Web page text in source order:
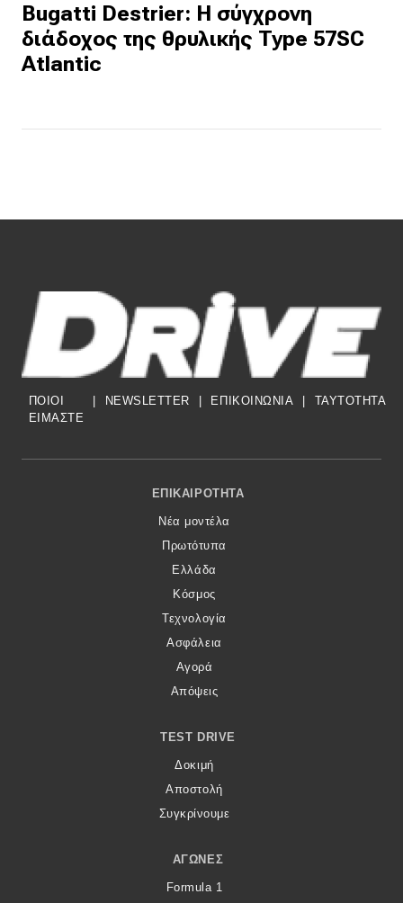
Bugatti Destrier: Η σύγχρονη
διάδοχος της θρυλικής Type 57SC
Atlantic
ΠΟΙΟΙ
ΕΙΜΑΣΤΕ
| NEWSLETTER | ΕΠΙΚΟΙΝΩΝΙΑ | TAYTOTHTA
Footer Menu
ΕΠΙΚΑΙΡΌΤΗΤΑ
Νέα μοντέλα
Πρωτότυπα
Ελλάδα
Κόσμος
Τεχνολογία
Ασφάλεια
Αγορά
Απόψεις
TEST DRIVE
Δοκιμή
Αποστολή
Συγκρίνουμε
ΑΓΏΝΕΣ
Formula 1